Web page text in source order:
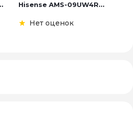
Hisense AMS-09UW4R...
Нет оценок